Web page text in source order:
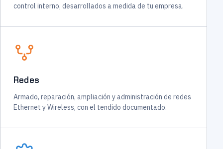
control interno, desarrollados a medida de tu empresa.
Redes
Armado, reparación, ampliación y administración de redes
Ethernet y Wireless, con el tendido documentado.